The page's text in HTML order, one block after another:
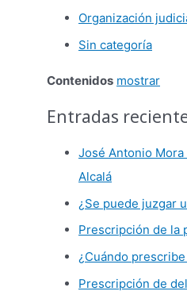
Organización
Sin categoría
Contenidos mostrar
Entradas
José Antonio
Alcalá
¿Se puede juzgar
Prescripción de la
¿Cuándo
Prescripción de